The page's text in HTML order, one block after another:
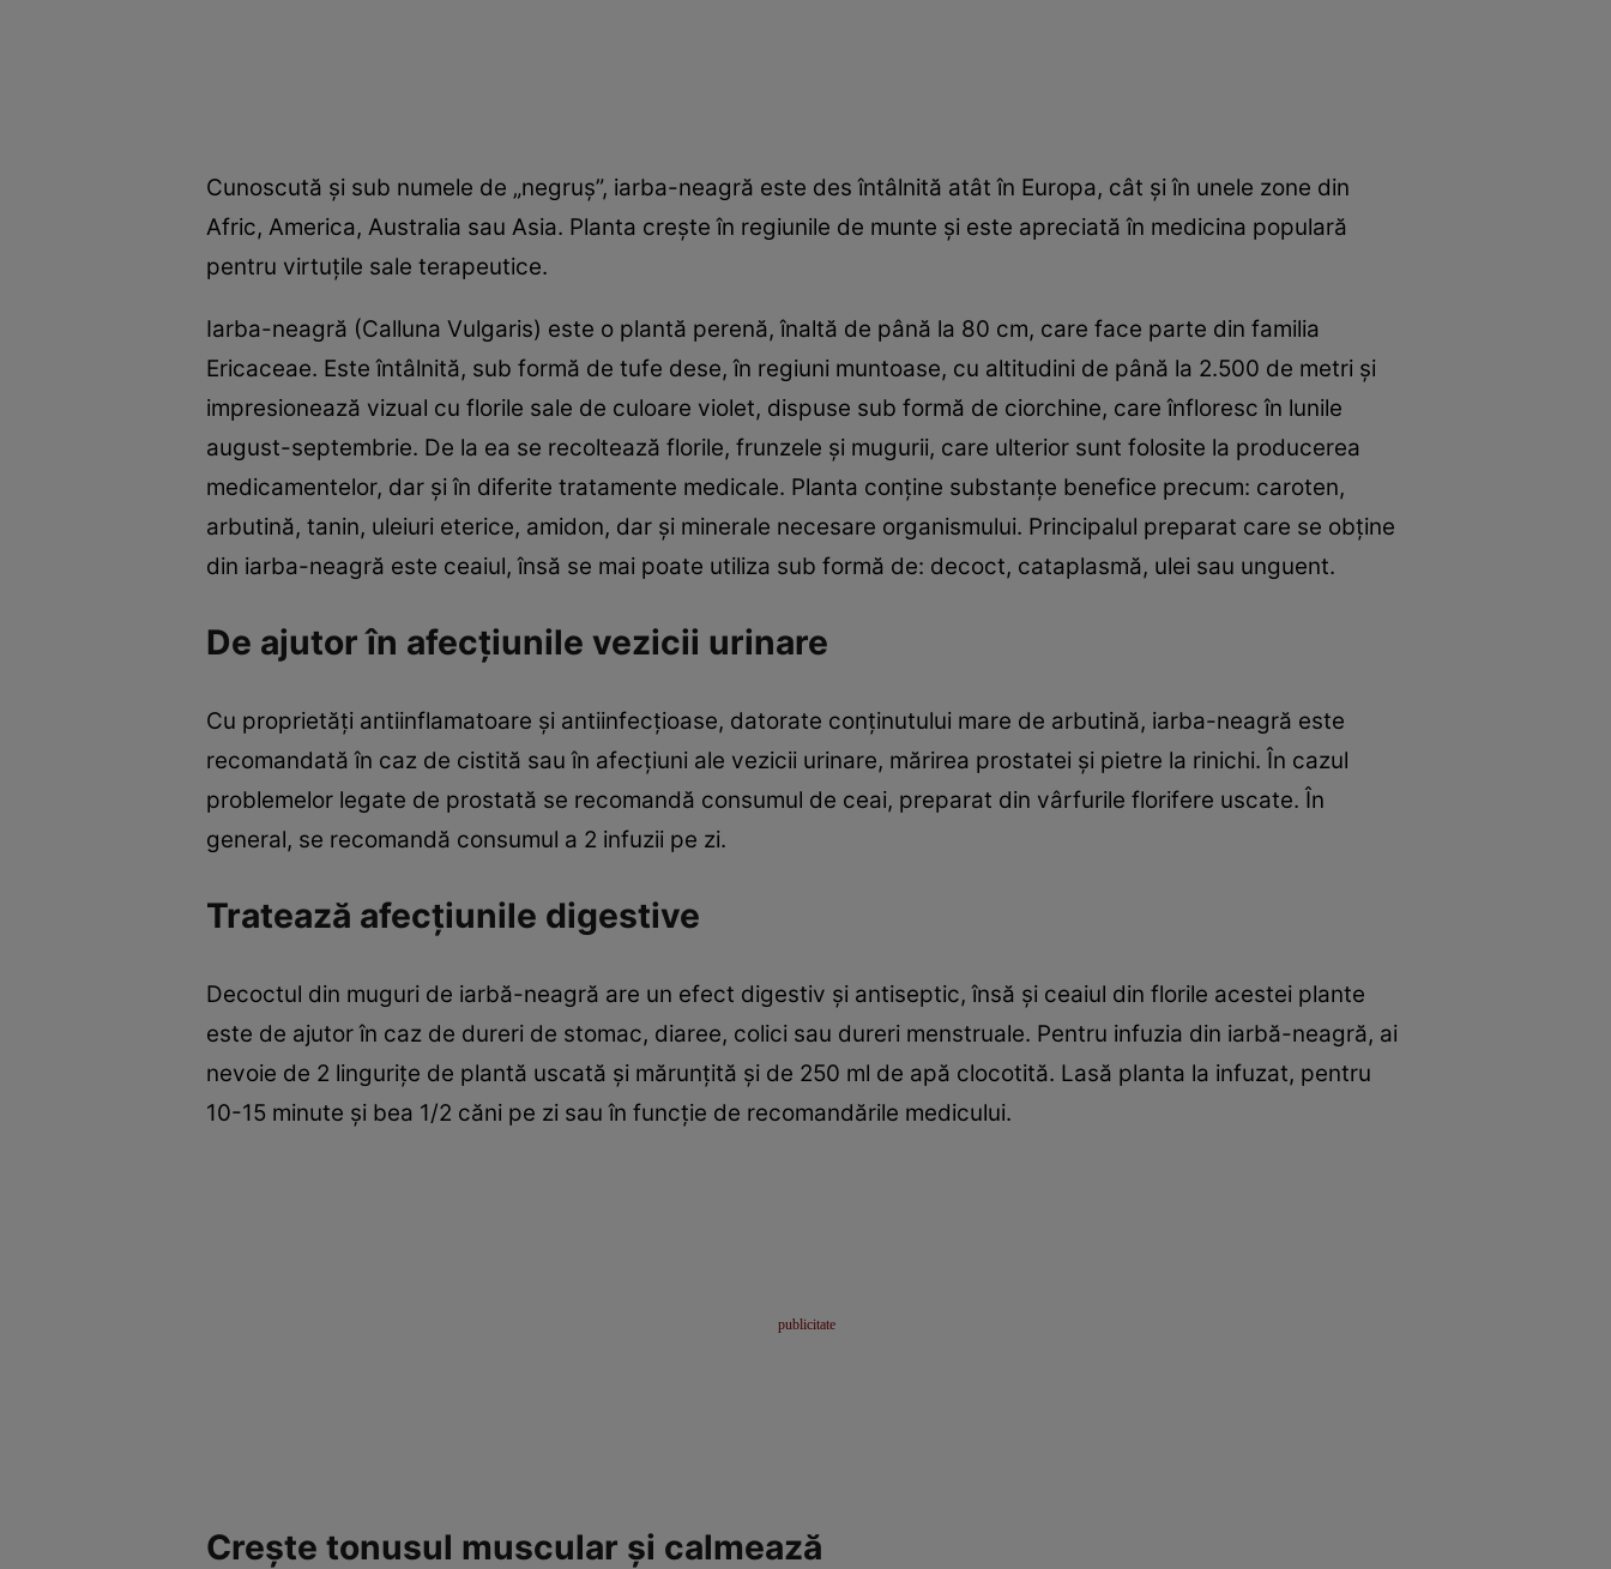
Cunoscută şi sub numele de „negruş”, iarba-neagră este des întâlnită atât în Europa, cât şi în unele zone din
Afric, America, Australia sau Asia. Planta creşte în regiunile de munte şi este apreciată în medicina populară
pentru virtuţile sale terapeutice.
Iarba-neagră (Calluna Vulgaris) este o plantă perenă, înaltă de până la 80 cm, care face parte din familia
Ericaceae. Este întâlnită, sub formă de tufe dese, în regiuni muntoase, cu altitudini de până la 2.500 de metri şi
impresionează vizual cu florile sale de culoare violet, dispuse sub formă de ciorchine, care înfloresc în lunile
august-septembrie. De la ea se recoltează florile, frunzele şi mugurii, care ulterior sunt folosite la producerea
medicamentelor, dar şi în diferite tratamente medicale. Planta conţine substanţe benefice precum: caroten,
arbutină, tanin, uleiuri eterice, amidon, dar şi minerale necesare organismului. Principalul preparat care se obţine
din iarba-neagră este ceaiul, însă se mai poate utiliza sub formă de: decoct, cataplasmă, ulei sau unguent.
De ajutor în afecţiunile vezicii urinare
Cu proprietăţi antiinflamatoare şi antiinfecţioase, datorate conţinutului mare de arbutină, iarba-neagră este
recomandată în caz de cistită sau în afecţiuni ale vezicii urinare, mărirea prostatei şi pietre la rinichi. În cazul
problemelor legate de prostată se recomandă consumul de ceai, preparat din vârfurile florifere uscate. În
general, se recomandă consumul a 2 infuzii pe zi.
Tratează afecţiunile digestive
Decoctul din muguri de iarbă-neagră are un efect digestiv şi antiseptic, însă şi ceaiul din florile acestei plante
este de ajutor în caz de dureri de stomac, diaree, colici sau dureri menstruale. Pentru infuzia din iarbă-neagră, ai
nevoie de 2 linguriţe de plantă uscată şi mărunţită şi de 250 ml de apă clocotită. Lasă planta la infuzat, pentru
10-15 minute şi bea 1/2 căni pe zi sau în funcţie de recomandările medicului.
Creşte tonusul muscular şi calmează